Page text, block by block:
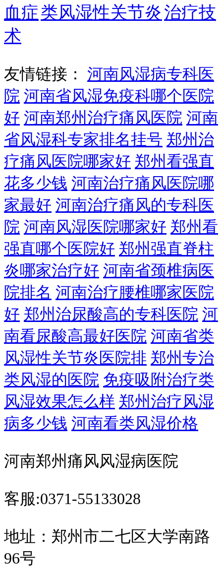
血症类风湿性关节炎治疗技
术
友情链接： 河南风湿病专科医
院 河南省风湿免疫科哪个医院
好 河南郑州治疗痛风医院 河南
省风湿科专家排名挂号 郑州治
疗痛风医院哪家好 郑州看强直
花多少钱 河南治疗痛风医院哪
家最好 河南治疗痛风的专科医
院 河南风湿医院哪家好 郑州看
强直哪个医院好 郑州强直脊柱
炎哪家治疗好 河南省颈椎病医
院排名 河南治疗腰椎哪家医院
好 郑州治尿酸高的专科医院 河
南看尿酸高最好医院 河南省类
风湿性关节炎医院排 郑州专治
类风湿的医院 免疫吸附治疗类
风湿效果怎么样 郑州治疗风湿
病多少钱 河南看类风湿价格
河南郑州痛风风湿病医院
客服:0371-55133028
地址：郑州市二七区大学南路
96号